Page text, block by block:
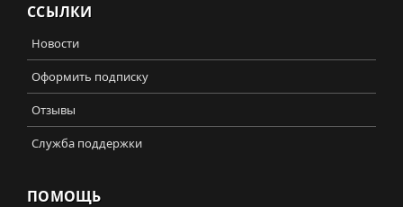
ССЫЛКИ
Новости
Оформить подписку
Отзывы
Служба поддержки
ПОМОЩЬ